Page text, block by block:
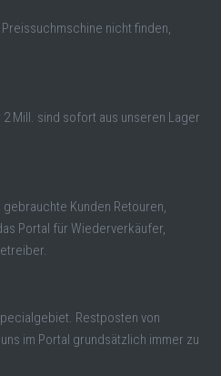
nicht finden,
Mill. sind sofort aus unseren Lager
Kunden Retouren,
Portal für Wiederverkäufer,
Restposten von
im Portal grundsätzlich immer zu